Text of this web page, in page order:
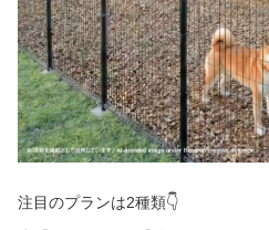
注目のプランは2種類👇